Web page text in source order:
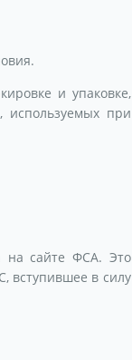
и упаковке,
используемых при
на сайте ФСА. Это
вступившее в силу